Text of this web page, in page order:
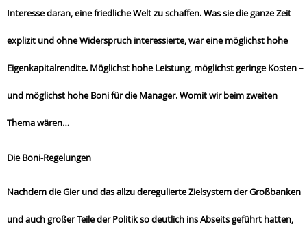
Interesse daran, eine friedliche Welt zu schaffen. Was sie die ganze Zeit
explizit und ohne Widerspruch interessierte, war eine möglichst hohe
Eigenkapitalrendite. Möglichst hohe Leistung, möglichst geringe Kosten –
und möglichst hohe Boni für die Manager. Womit wir beim zweiten
Thema wären…
Die Boni-Regelungen
Nachdem die Gier und das allzu deregulierte Zielsystem der Großbanken
und auch großer Teile der Politik so deutlich ins Abseits geführt hatten,